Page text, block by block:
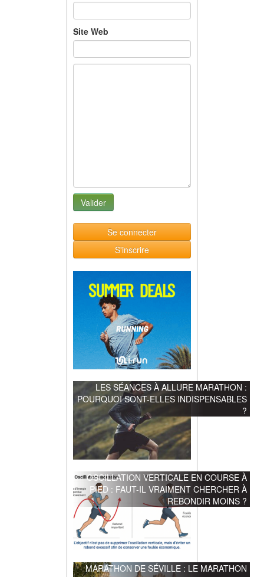
Site Web
Se connecter
S'inscrire
LES SÉANCES À ALLURE MARATHON :
POURQUOI SONT-ELLES INDISPENSABLES
?
OSCILLATION VERTICALE EN COURSE À
PIED : FAUT-IL VRAIMENT CHERCHER À
REBONDIR MOINS ?
MARATHON DE SÉVILLE : LE MARATHON